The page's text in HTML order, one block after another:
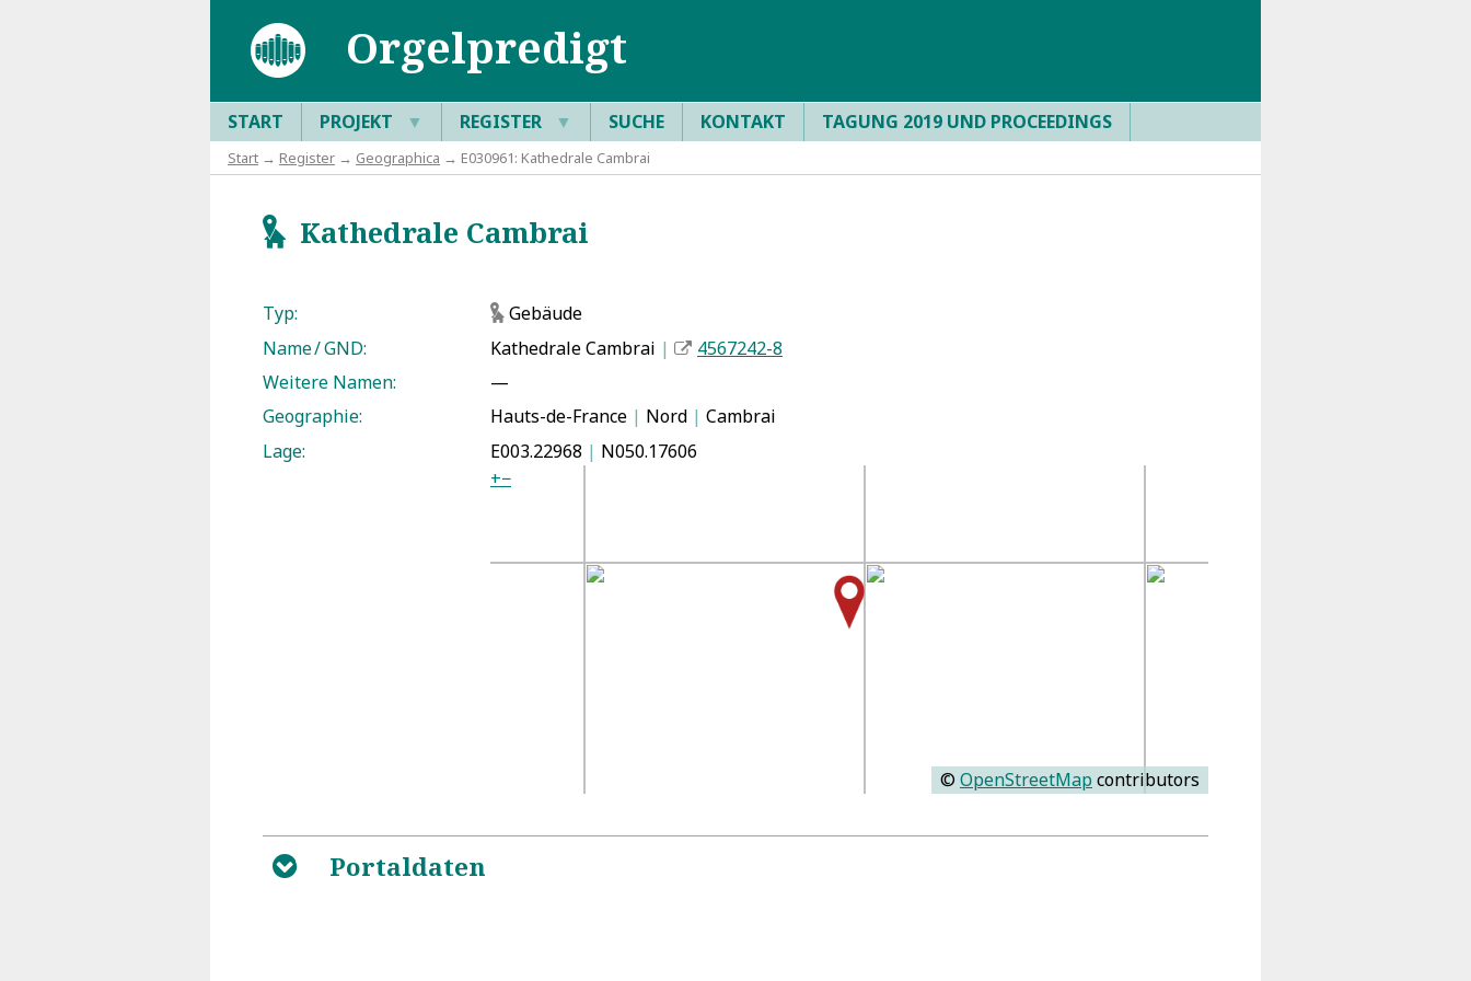
Orgelpredigt
START PROJEKT ▼ REGISTER ▼ SUCHE KONTAKT TAGUNG 2019 UND PROCEEDINGS
Start → Register → Geographica → E030961: Kathedrale Cambrai
gKathedrale Cambrai
Typ: g Gebäude
Name / GND:
Kathedrale Cambrai |
4567242-8
Weitere Namen:
—
Geographie:
Hauts-de-France | Nord | Cambrai
Lage:
E003.22968 | N050.17606
+−
© OpenStreetMap contributors
B Portaldaten